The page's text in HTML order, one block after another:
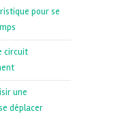
pour se
circuit
une
déplacer